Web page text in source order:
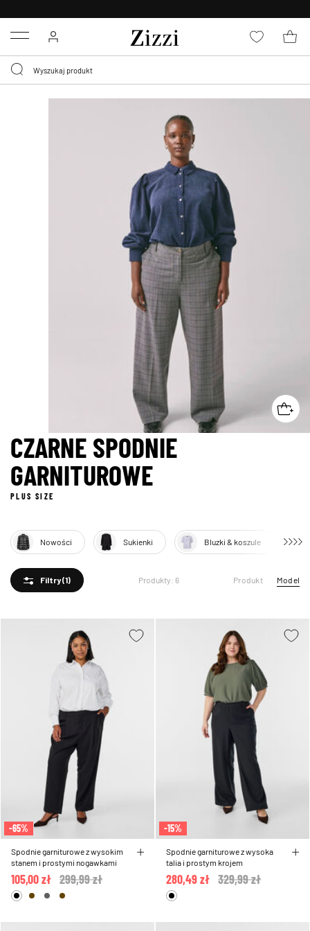
Menu
CZARNE SPODNIE
GARNITUROWE
PLUS SIZE
Nowości Sukienki Bluzki & koszule
Filtry(1) Produkty: 6 Produkt Model
-65%
Spodnie garniturowe z wysokim
stanem i prostymi nogawkami
Price reduced from
299,99 zł
105,00 zł
-15%
Spodnie garniturowe z wysoka
talia i prostym krojem
Price reduced from
329,99 zł
280,49 zł